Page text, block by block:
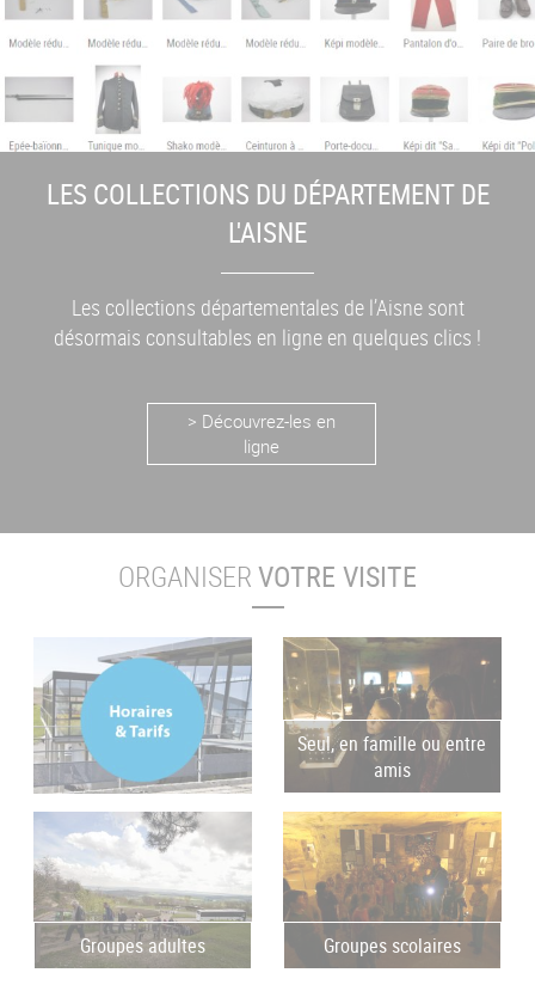
LES COLLECTIONS DU DÉPARTEMENT DE
L'AISNE
Les collections départementales de l’Aisne sont
désormais consultables en ligne en quelques clics !
> Découvrez-les en
ligne
ORGANISERVOTRE VISITE
Seul, en famille ou entre
amis
Groupes adultes Groupes scolaires